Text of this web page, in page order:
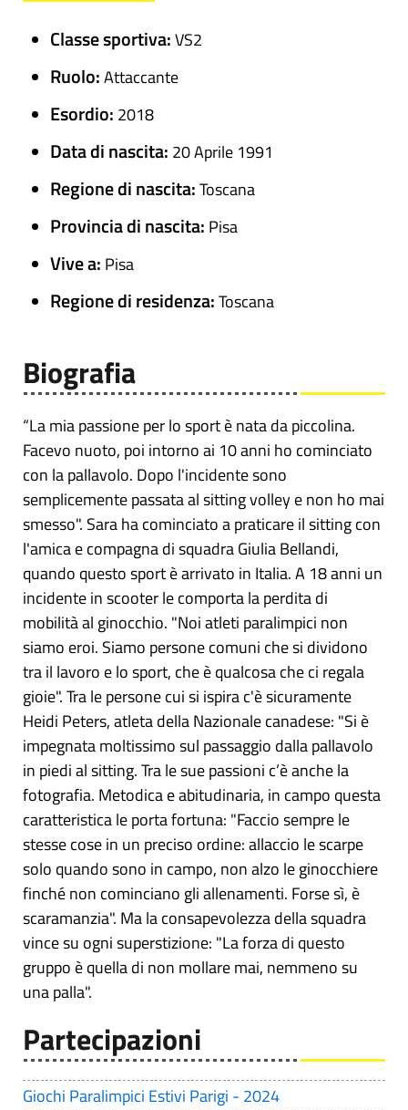
Classe sportiva:VS2
Ruolo:Attaccante
Esordio: 2018
Data di nascita: 20 Aprile 1991
Regione di nascita:Toscana
Provincia di nascita: Pisa
Vive a: Pisa
Regione di residenza:Toscana
Biografia
“La mia passione per lo sport è nata da piccolina.
Facevo nuoto, poi intorno ai 10 anni ho cominciato
con la pallavolo. Dopo l'incidente sono
semplicemente passata al sitting volley e non ho mai
smesso". Sara ha cominciato a praticare il sitting con
l'amica e compagna di squadra Giulia Bellandi,
quando questo sport è arrivato in Italia. A 18 anni un
incidente in scooter le comporta la perdita di
mobilità al ginocchio. "Noi atleti paralimpici non
siamo eroi. Siamo persone comuni che si dividono
tra il lavoro e lo sport, che è qualcosa che ci regala
gioie". Tra le persone cui si ispira c'è sicuramente
Heidi Peters, atleta della Nazionale canadese: "Si è
impegnata moltissimo sul passaggio dalla pallavolo
in piedi al sitting. Tra le sue passioni c’è anche la
fotografia. Metodica e abitudinaria, in campo questa
caratteristica le porta fortuna: "Faccio sempre le
stesse cose in un preciso ordine: allaccio le scarpe
solo quando sono in campo, non alzo le ginocchiere
finché non cominciano gli allenamenti. Forse sì, è
scaramanzia". Ma la consapevolezza della squadra
vince su ogni superstizione: "La forza di questo
gruppo è quella di non mollare mai, nemmeno su
una palla".
Partecipazioni
Giochi Paralimpici Estivi Parigi - 2024